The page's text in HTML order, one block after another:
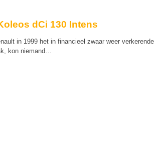
dCi 130 Intens
in 1999 het in financieel zwaar weer verkerende
kon niemand…